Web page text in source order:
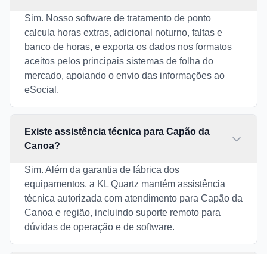
Sim. Nosso software de tratamento de ponto
calcula horas extras, adicional noturno, faltas e
banco de horas, e exporta os dados nos formatos
aceitos pelos principais sistemas de folha do
mercado, apoiando o envio das informações ao
eSocial.
Existe assistência técnica para Capão da
Canoa?
Sim. Além da garantia de fábrica dos
equipamentos, a KL Quartz mantém assistência
técnica autorizada com atendimento para Capão da
Canoa e região, incluindo suporte remoto para
dúvidas de operação e de software.